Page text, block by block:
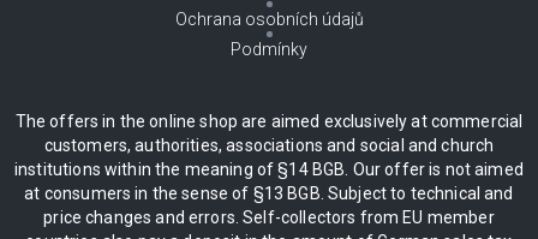
Ochrana osobních údajů
Podmínky
The offers in the online shop are aimed exclusively at commercial
customers, authorities, associations and social and church
institutions within the meaning of §14 BGB. Our offer is not aimed
at consumers in the sense of §13 BGB. Subject to technical and
price changes and errors. Self-collectors from EU member